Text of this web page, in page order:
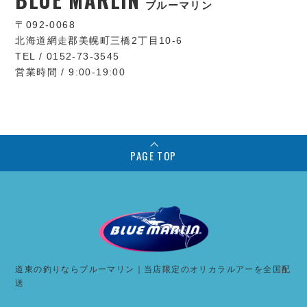
ブルーマリン
〒092-0068
北海道網走郡美幌町三橋2丁目10-6
TEL / 0152-73-3545
営業時間 / 9:00-19:00
PAGE TOP
道東の釣りならブルーマリン｜当店限定のオリカラルアーを全国配
送